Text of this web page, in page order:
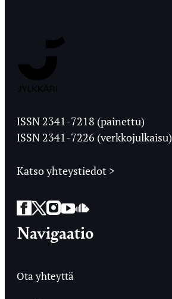
Ylioppilaslehti
ISSN 2341-7218 (painettu)
ISSN 2341-7226 (verkkojulkaisu)
Katso yhteystiedot >
Facebook
Twitter
Instagram
YouTube
SoundCloud
Navigaatio
Ota yhteyttä